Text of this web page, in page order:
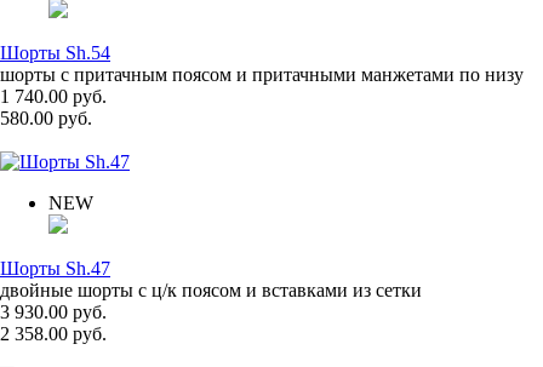
Шорты Sh.54
шорты с притачным поясом и притачными манжетами по низу
1 740.00 руб.
580.00 руб.
NEW
Шорты Sh.47
двойные шорты с ц/к поясом и вставками из сетки
3 930.00 руб.
2 358.00 руб.